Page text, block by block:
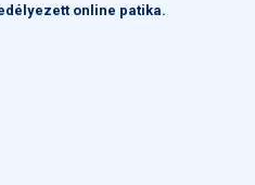
online patika.